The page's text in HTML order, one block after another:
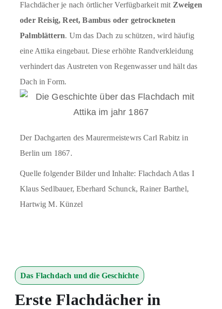
Flachdächer je nach örtlicher Verfügbarkeit mit Zweigen
oder Reisig, Reet, Bambus oder getrockneten
Palmblättern. Um das Dach zu schützen, wird häufig
eine Attika eingebaut. Diese erhöhte Randverkleidung
verhindert das Austreten von Regenwasser und hält das
Dach in Form.
Der Dachgarten des Maurermeistewrs Carl Rabitz in
Berlin um 1867.
Quelle folgender Bilder und Inhalte: Flachdach Atlas I
Klaus Sedlbauer, Eberhard Schunck, Rainer Barthel,
Hartwig M. Künzel
Das Flachdach und die Geschichte
Erste Flachdächer in